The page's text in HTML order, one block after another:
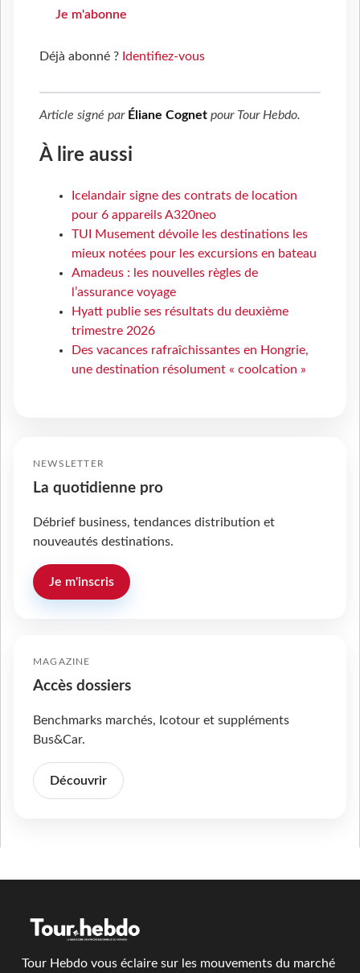
Je m'abonne
Déjà abonné ? Identifiez-vous
Article signé par Éliane Cognet pour Tour Hebdo.
À lire aussi
Icelandair signe des contrats de location
pour 6 appareils A320neo
TUI Musement dévoile les destinations les
mieux notées pour les excursions en bateau
Amadeus : les nouvelles règles de
l’assurance voyage
Hyatt publie ses résultats du deuxième
trimestre 2026
Des vacances rafraîchissantes en Hongrie,
une destination résolument « coolcation »
NEWSLETTER
La quotidienne pro
Débrief business, tendances distribution et
nouveautés destinations.
Je m'inscris
MAGAZINE
Accès dossiers
Benchmarks marchés, Icotour et suppléments
Bus&Car.
Découvrir
Tour Hebdo vous éclaire sur les mouvements du marché